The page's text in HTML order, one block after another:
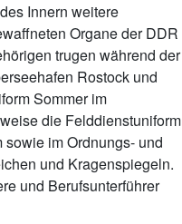
Innern weitere
Organe der DDR
trugen während der
Rostock und
Sommer im
die Felddienstuniform
im Ordnungs- und
und Kragenspiegeln.
und Berufsunterführer